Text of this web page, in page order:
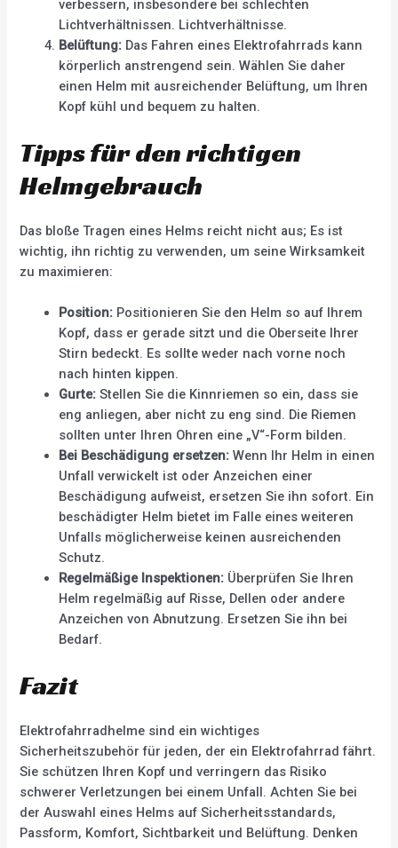
verbessern, insbesondere bei schlechten
Lichtverhältnissen. Lichtverhältnisse.
Belüftung: Das Fahren eines Elektrofahrrads kann
körperlich anstrengend sein. Wählen Sie daher
einen Helm mit ausreichender Belüftung, um Ihren
Kopf kühl und bequem zu halten.
Tipps für den richtigen
Helmgebrauch
Das bloße Tragen eines Helms reicht nicht aus; Es ist
wichtig, ihn richtig zu verwenden, um seine Wirksamkeit
zu maximieren:
Position: Positionieren Sie den Helm so auf Ihrem
Kopf, dass er gerade sitzt und die Oberseite Ihrer
Stirn bedeckt. Es sollte weder nach vorne noch
nach hinten kippen.
Gurte: Stellen Sie die Kinnriemen so ein, dass sie
eng anliegen, aber nicht zu eng sind. Die Riemen
sollten unter Ihren Ohren eine „V“-Form bilden.
Bei Beschädigung ersetzen: Wenn Ihr Helm in einen
Unfall verwickelt ist oder Anzeichen einer
Beschädigung aufweist, ersetzen Sie ihn sofort. Ein
beschädigter Helm bietet im Falle eines weiteren
Unfalls möglicherweise keinen ausreichenden
Schutz.
Regelmäßige Inspektionen: Überprüfen Sie Ihren
Helm regelmäßig auf Risse, Dellen oder andere
Anzeichen von Abnutzung. Ersetzen Sie ihn bei
Bedarf.
Fazit
Elektrofahrradhelme sind ein wichtiges
Sicherheitszubehör für jeden, der ein Elektrofahrrad fährt.
Sie schützen Ihren Kopf und verringern das Risiko
schwerer Verletzungen bei einem Unfall. Achten Sie bei
der Auswahl eines Helms auf Sicherheitsstandards,
Passform, Komfort, Sichtbarkeit und Belüftung. Denken